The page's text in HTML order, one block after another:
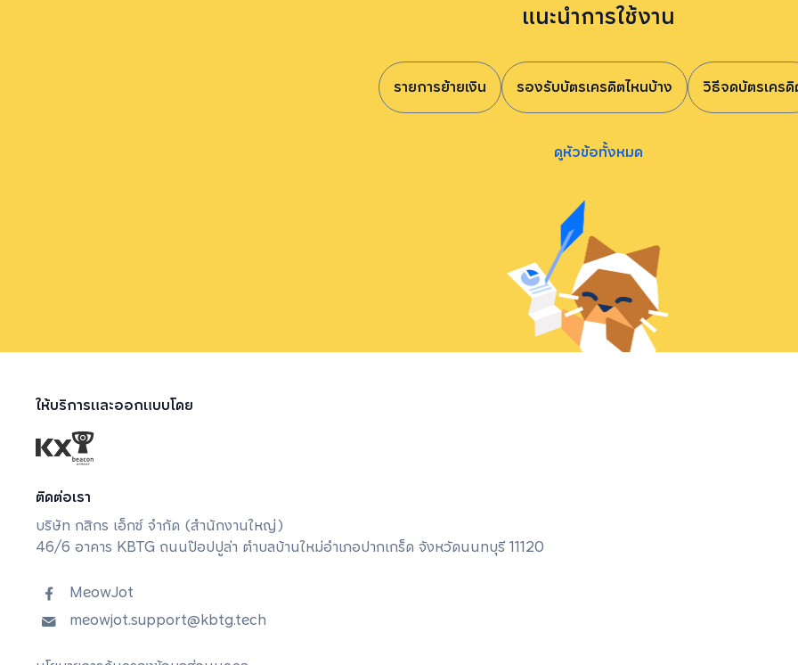
แนะนำการใช้งาน
รายการย้ายเงิน รองรับบัตรเครดิตไหนบ้าง วิธีจดบัตรเคร
ดูหัวข้อทั้งหมด
ให้บริการและออกแบบโดย
ติดต่อเรา
บริษัท กสิกร เอ็กซ์ จํากัด (สํานักงานใหญ่)
46/6 อาคาร KBTG ถนนป๊อปปูล่า ตำบลบ้านใหม่อำเภอปากเกร็ด จังหวัดนนทบุรี 11120
MeowJot
meowjot.support@kbtg.tech